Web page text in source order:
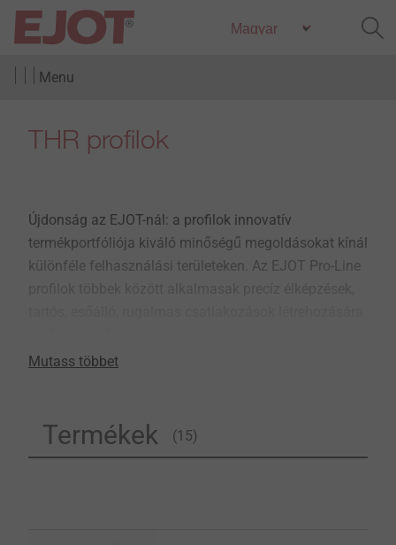
Menu
THR profilok
Mutass többet
Újdonság az EJOT-nál: a profilok innovatív
termékportfóliója kiváló minőségű megoldásokat kínál
különféle felhasználási területeken. Az EJOT Pro-Line
Termékek (15)